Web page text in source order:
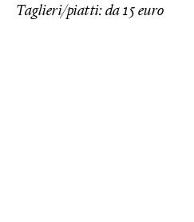
Taglieri/piatti: da 15 euro